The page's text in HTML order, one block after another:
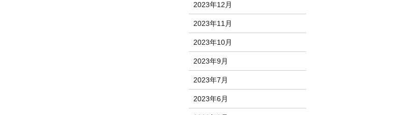
2023年12月
2023年11月
2023年10月
2023年9月
2023年7月
2023年6月